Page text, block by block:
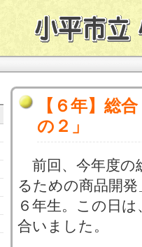
【６年】総
の２」
前回、今年度の
るための商品開
６年生。この日
合いました。